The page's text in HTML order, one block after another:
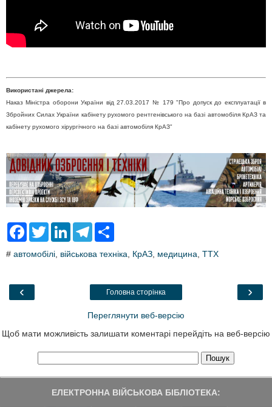
Використані джерела:
Наказ Міністра оборони України від 27.03.2017 № 179 "Про допуск до експлуатації в
Збройних Силах України кабінету рухомого рентгенівського на базі автомобіля КрАЗ та
кабінету рухомого хірургічного на базі автомобіля КрАЗ"
F
e
o
T
t
L
k
T
e
a
r
# автомобілі військова техніка КрАЗ медицина ТТХ
‹ ›
Головна сторінка
Переглянути веб-версію
Щоб мати можливість залишати коментарі перейдіть на веб-версію
ЕЛЕКТРОННА ВІЙСЬКОВА БІБЛІОТЕКА: